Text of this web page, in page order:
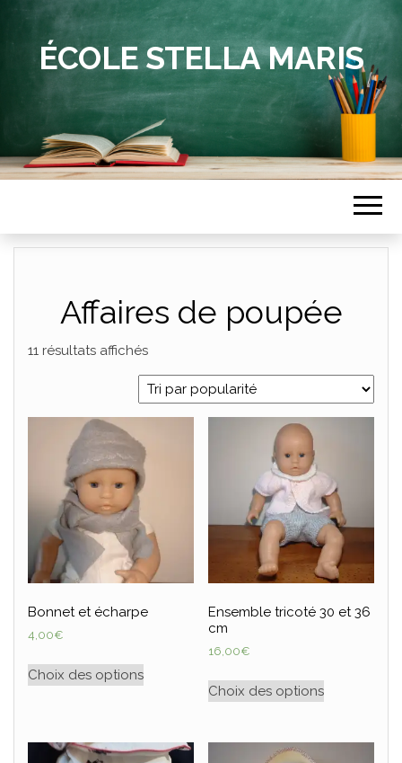
ÉCOLE STELLA MARIS
Affaires de poupée
11 résultats affichés
Bonnet et écharpe
4,00€
Choix des options
Ensemble tricoté 30 et 36
cm
16,00€
Choix des options